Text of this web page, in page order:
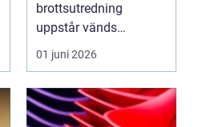
brottsutredning
uppstår vänds
vardagen ofta upp och
ner. Mit...
01 juni 2026